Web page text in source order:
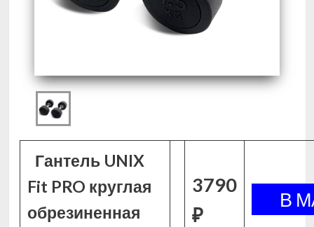
Гантель UNIX
Fit PRO круглая
обрезиненная
3790
₽